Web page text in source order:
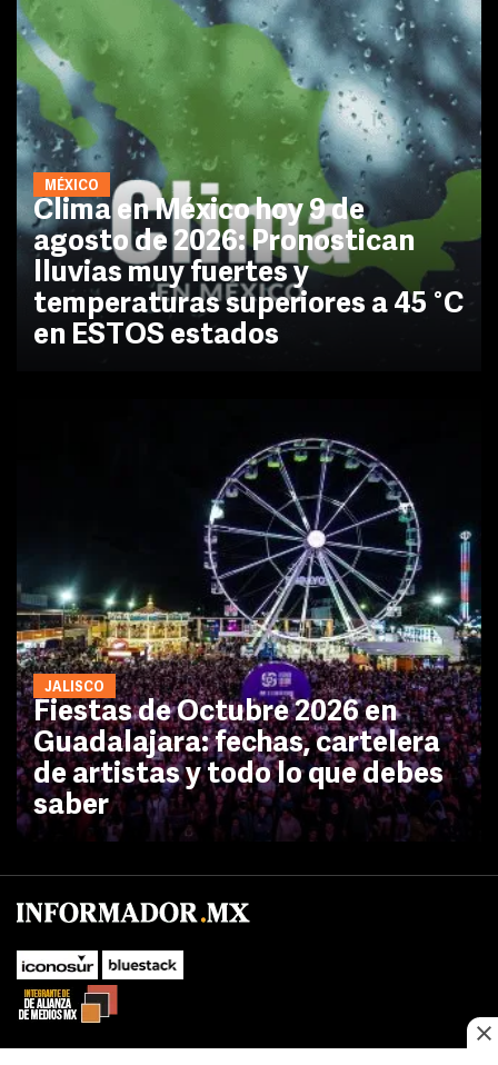
MÉXICO
Clima en México hoy 9 de
agosto de 2026: Pronostican
lluvias muy fuertes y
temperaturas superiores a 45 °C
en ESTOS estados
JALISCO
Fiestas de Octubre 2026 en
Guadalajara: fechas, cartelera
de artistas y todo lo que debes
saber